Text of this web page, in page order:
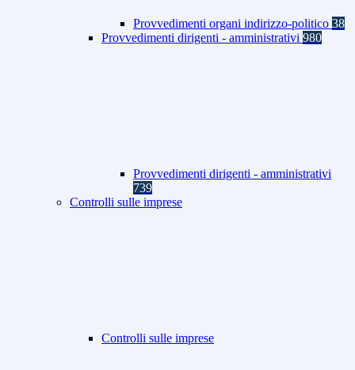
Provvedimenti organi indirizzo-politico 38
Provvedimenti dirigenti - amministrativi 980
Provvedimenti dirigenti - amministrativi
739
Controlli sulle imprese
Controlli sulle imprese